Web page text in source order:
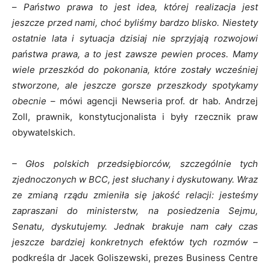
– Państwo prawa to jest idea, której realizacja jest
jeszcze przed nami, choć byliśmy bardzo blisko. Niestety
ostatnie lata i sytuacja dzisiaj nie sprzyjają rozwojowi
państwa prawa, a to jest zawsze pewien proces. Mamy
wiele przeszkód do pokonania, które zostały wcześniej
stworzone, ale jeszcze gorsze przeszkody spotykamy
obecnie – mówi agencji Newseria prof. dr hab. Andrzej
Zoll, prawnik, konstytucjonalista i były rzecznik praw
obywatelskich.
– Głos polskich przedsiębiorców, szczególnie tych
zjednoczonych w BCC, jest słuchany i dyskutowany. Wraz
ze zmianą rządu zmieniła się jakość relacji: jesteśmy
zapraszani do ministerstw, na posiedzenia Sejmu,
Senatu, dyskutujemy. Jednak brakuje nam cały czas
jeszcze bardziej konkretnych efektów tych rozmów –
podkreśla dr Jacek Goliszewski, prezes Business Centre